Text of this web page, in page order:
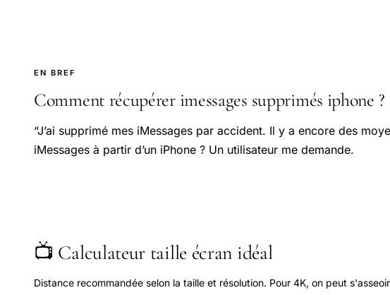
EN BREF
Comment récupérer imessages supprimés iphone ?
“J’ai supprimé mes iMessages par accident. Il y a encore des
iMessages à partir d’un iPhone ? Un utilisateur me demande.
📺 Calculateur taille écran idéal
Distance recommandée selon la taille et résolution. Pour 4K, on peut